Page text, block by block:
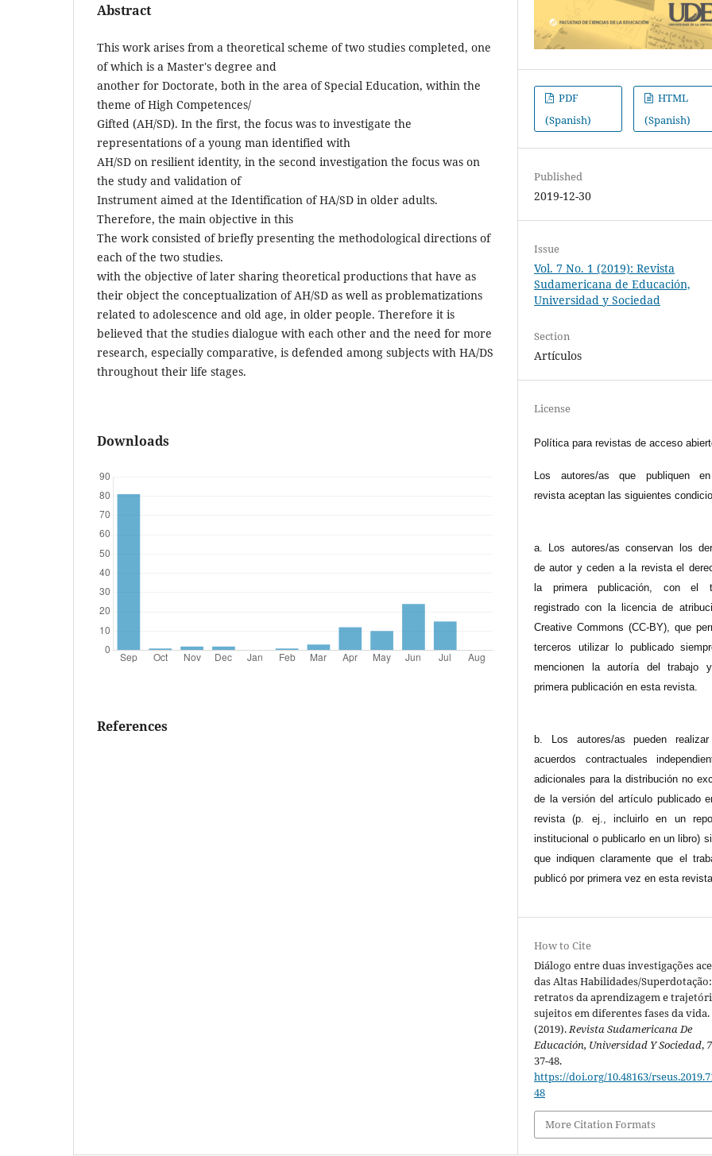
Abstract
This work arises from a theoretical scheme of two studies completed, one
of which is a Master's degree and
another for Doctorate, both in the area of ​​Special Education, within the
theme of High Competences/
Gifted (AH/SD). In the first, the focus was to investigate the
representations of a young man identified with
AH/SD on resilient identity, in the second investigation the focus was on
the study and validation of
Instrument aimed at the Identification of HA/SD in older adults.
Therefore, the main objective in this
The work consisted of briefly presenting the methodological directions of
each of the two studies.
with the objective of later sharing theoretical productions that have as
their object the conceptualization of AH/SD as well as problematizations
related to adolescence and old age, in older people. Therefore it is
believed that the studies dialogue with each other and the need for more
research, especially comparative, is defended among subjects with HA/DS
throughout their life stages.
Downloads
References
PDF
(Spanish)
HTML
(Spanish)
Published
2019-12-30
Issue
Vol. 7 No. 1 (2019): Revista
Sudamericana de Educación,
Universidad y Sociedad
Section
Artículos
License
Política para revistas de acceso
Los autores/as que publiquen
revista aceptan las siguientes
a. Los autores/as conservan los
de autor y ceden a la revista el
la primera publicación, con el
registrado con la licencia de
Creative Commons (CC-BY), que
terceros utilizar lo publicado
mencionen la autoría del trabajo
primera publicación en esta revista.
b. Los autores/as pueden
acuerdos contractuales
adicionales para la distribución no
de la versión del artículo publicado
revista (p. ej., incluirlo en un
institucional o publicarlo en un libro)
que indiquen claramente que el
publicó por primera vez en esta revista.
How to Cite
Diálogo entre duas investigações
das Altas Habilidades/Superdotação:
retratos da aprendizagem e
sujeitos em diferentes fases da vida.
(2019).Revista Sudamericana De
Educación, Universidad Y Sociedad, 7
37-48.
https://doi.org/10.48163/
48
More Citation Formats